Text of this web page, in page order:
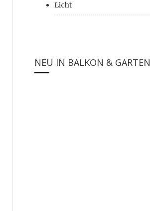
Licht
NEU IN BALKON & GARTEN